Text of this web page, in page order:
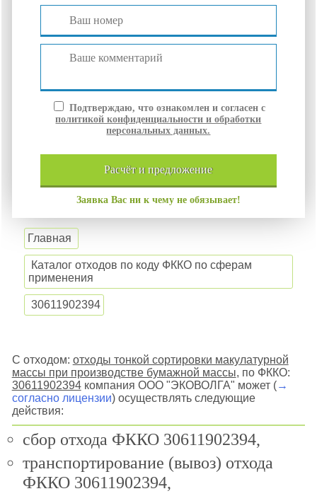
Подтверждаю, что ознакомлен и согласен с
политикой конфиденциальности и обработки
персональных данных.
расчёт ипредложение
Заявка Вас ни к чему не обязывает!
Главная
Каталог отходов по коду ФККО по сферам
применения
30611902394
С отходом: отходы тонкой сортировки макулатурной
массы при производстве бумажной массы, по ФККО:
30611902394компания ООО "ЭКОВОЛГА" может (→
согласно лицензии) осуществлять следующие
действия:
сбор отхода ФККО 30611902394,
транспортирование (вывоз) отхода
ФККО 30611902394,